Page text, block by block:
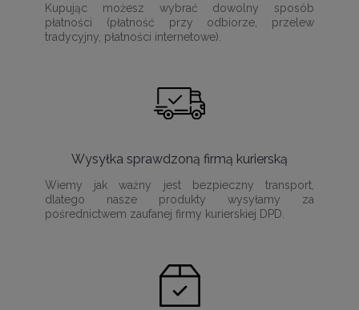
Kupując możesz wybrać dowolny sposób
płatności (płatność przy odbiorze, przelew
tradycyjny, płatności internetowe).
Wysyłka sprawdzoną firmą kurierską
Wiemy jak ważny jest bezpieczny transport,
dlatego nasze produkty wysyłamy za
pośrednictwem zaufanej firmy kurierskiej DPD.